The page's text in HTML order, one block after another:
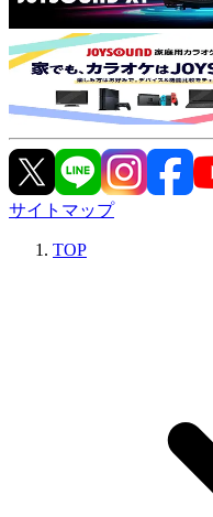
サイトマップ
TOP